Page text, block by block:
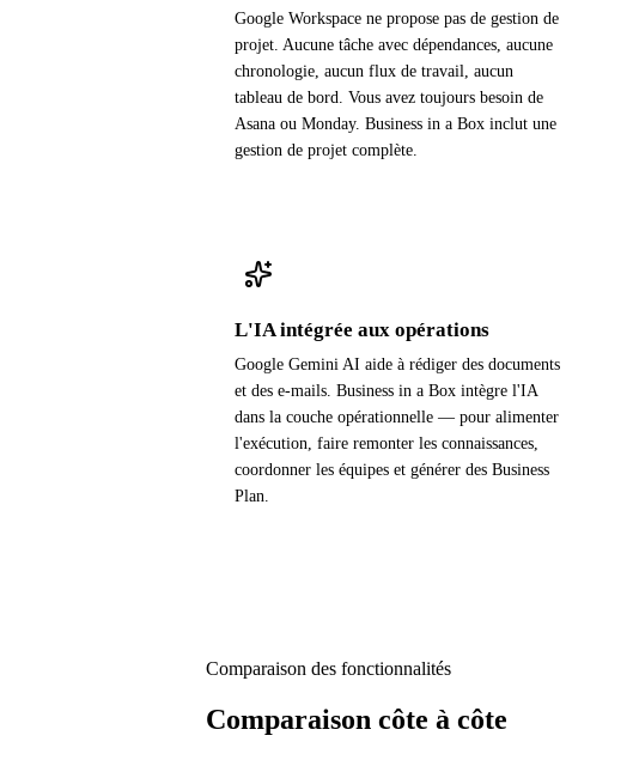
Google Workspace ne propose pas de gestion de
projet. Aucune tâche avec dépendances, aucune
chronologie, aucun flux de travail, aucun
tableau de bord. Vous avez toujours besoin de
Asana ou Monday. Business in a Box inclut une
gestion de projet complète.
L'IA intégrée aux opérations
Google Gemini AI aide à rédiger des documents
et des e-mails. Business in a Box intègre l'IA
dans la couche opérationnelle — pour alimenter
l'exécution, faire remonter les connaissances,
coordonner les équipes et générer des Business
Plan.
Comparaison des fonctionnalités
Comparaison côte à côte